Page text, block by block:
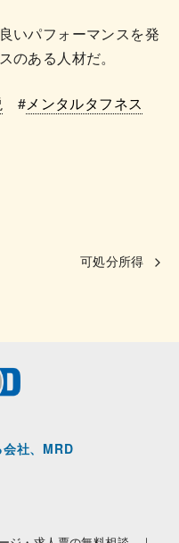
いパフォーマンスを発
のある人材だ。
#メンタルタフネス
可処分所得
社、MRD